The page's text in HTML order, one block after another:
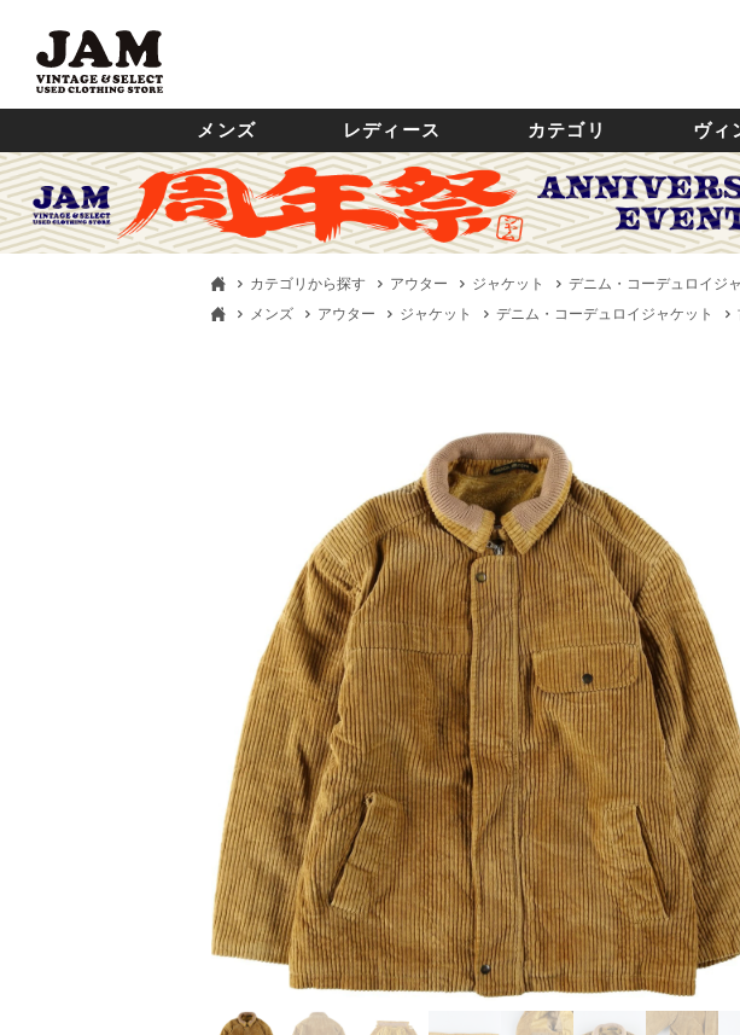
メンズ レディース カテゴリ ヴィ
カテゴリから探す アウター ジャケット デニム・コーデュロイジ
メンズ
アウター ジャケット デニム・コーデュロイジャケット